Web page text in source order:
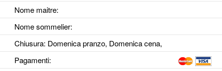
Nome maitre:
Nome sommelier:
Chiusura: Domenica pranzo, Domenica cena,
Pagamenti: